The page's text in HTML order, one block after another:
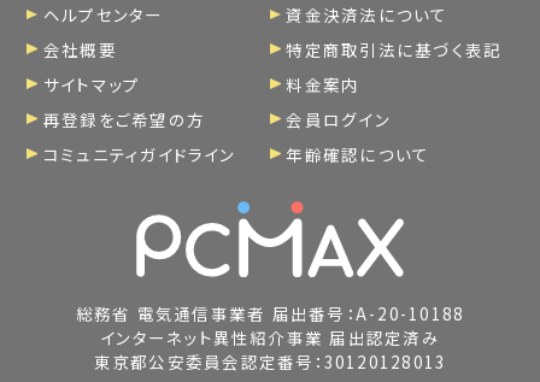
ヘルプセンター
資金決済法について
会社概要
特定商取引法に基づく表記
サイトマップ
料金案内
再登録をご希望の方
会員ログイン
コミュニティガイドライン
年齢確認について
総務省 電気通信事業者 届出番号：A-20-10188
インターネット異性紹介事業 届出認定済み
東京都公安委員会認定番号：30120128013